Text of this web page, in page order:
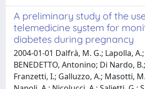
A preliminary study of the
telemedicine system for
diabetes during pregnancy
2004-01-01 Dalfrà, M. G.; Lapolla,
BENEDETTO, Antonino; Di Nardo,
Franzetti, I.; Galluzzo, A.; Masotti,